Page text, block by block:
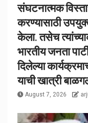
संघटनात्मक
करण्यासाठी
केला. तसेच
भारतीय जनता
दिलेल्या
याची खात्री
August 7, 2026